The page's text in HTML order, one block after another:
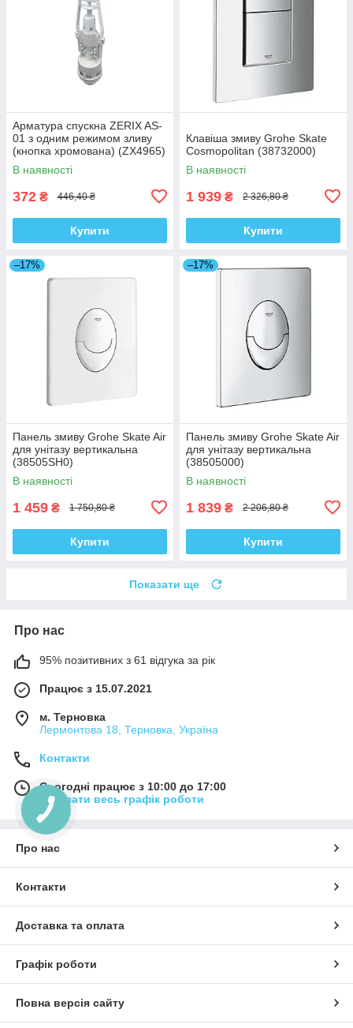
Арматура спускна ZERIX AS-
01 з одним режимом зливу
(кнопка хромована) (ZX4965)
В наявності
372 ₴ 446,40 ₴
Купити
Клавіша змиву Grohe Skate
Cosmopolitan (38732000)
В наявності
1 939 ₴ 2 326,80 ₴
Купити
–17%
Панель змиву Grohe Skate Air
для унітазу вертикальна
(38505SH0)
В наявності
1 459 ₴ 1 750,80 ₴
Купити
–17%
Панель змиву Grohe Skate Air
для унітазу вертикальна
(38505000)
В наявності
1 839 ₴ 2 206,80 ₴
Купити
Показати ще
Про нас
95% позитивних з 61 відгука за рік
Працює з 15.07.2021
м. Терновка
Лермонтова 18, Терновка, Україна
Контакти
Сьогодні працює з 10:00 до 17:00
Показати весь графік роботи
Про нас
Контакти
Доставка та оплата
Графік роботи
Повна версія сайту